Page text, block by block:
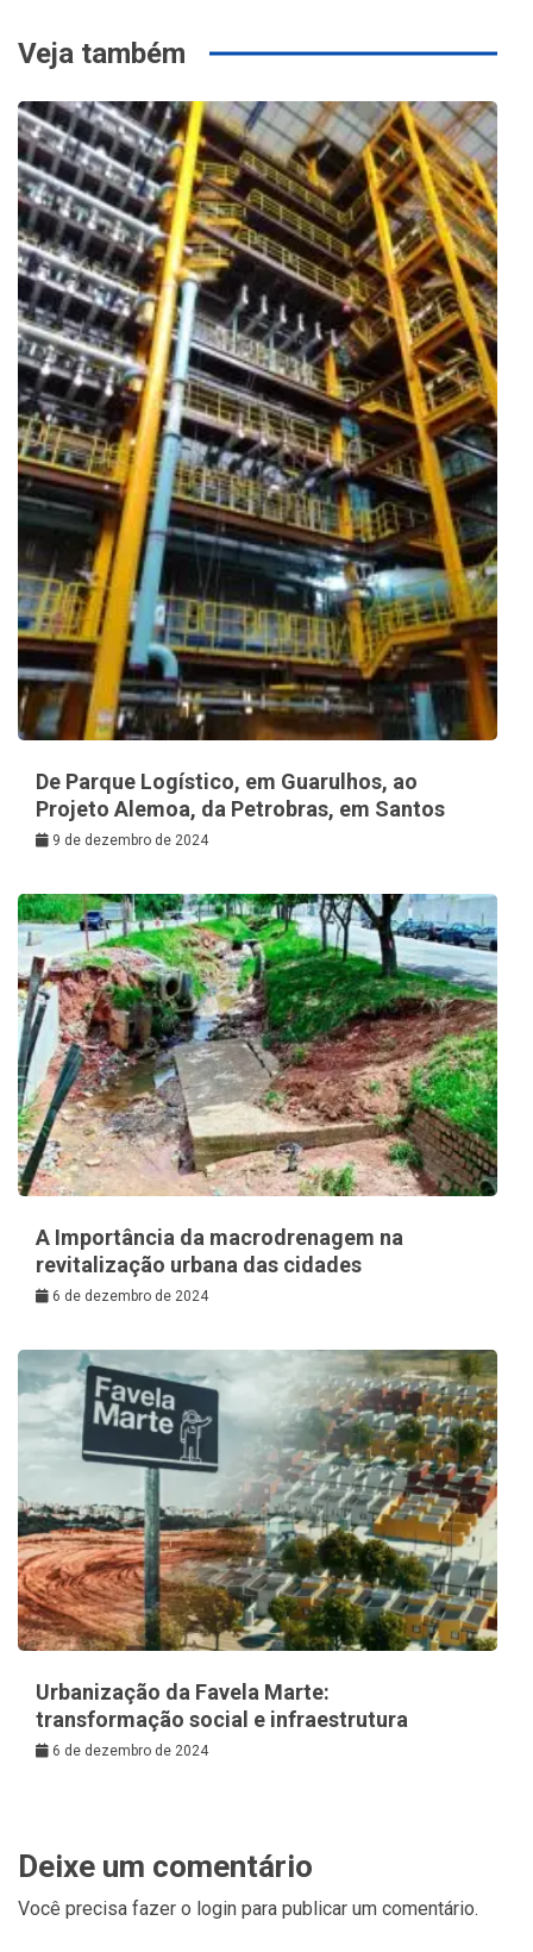
Veja também
De Parque Logístico, em Guarulhos, ao
Projeto Alemoa, da Petrobras, em Santos
9 de dezembro de 2024
A Importância da macrodrenagem na
revitalização urbana das cidades
6 de dezembro de 2024
Urbanização da Favela Marte:
transformação social e infraestrutura
6 de dezembro de 2024
Deixe um comentário
Você precisa fazer o login para publicar um comentário.